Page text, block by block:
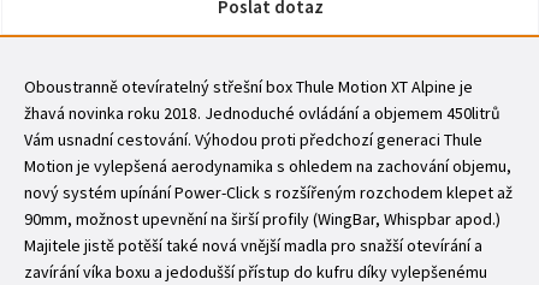
Poslat dotaz
Oboustranně otevíratelný střešní box Thule Motion XT Alpine je
žhavá novinka roku 2018. Jednoduché ovládání a objemem 450litrů
Vám usnadní cestování. Výhodou proti předchozí generaci Thule
Motion je vylepšená aerodynamika s ohledem na zachování objemu,
nový systém upínání Power-Click s rozšířeným rozchodem klepet až
90mm, možnost upevnění na širší profily (WingBar, Whispbar apod.)
Majitele jistě potěší také nová vnější madla pro snažší otevírání a
zavírání víka boxu a jedodušší přístup do kufru díky vylepšenému